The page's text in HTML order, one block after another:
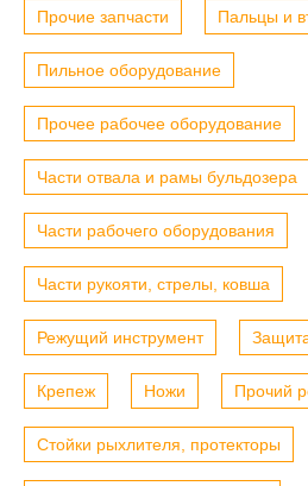
Прочие запчасти Пальцы и
Пильное оборудование
Прочее рабочее оборудование
Части отвала и рамы бульдозера
Части рабочего оборудования
Части рукояти, стрелы, ковша
Режущий инструмент
Крепеж Ножи Прочий
Стойки рыхлителя, протекторы